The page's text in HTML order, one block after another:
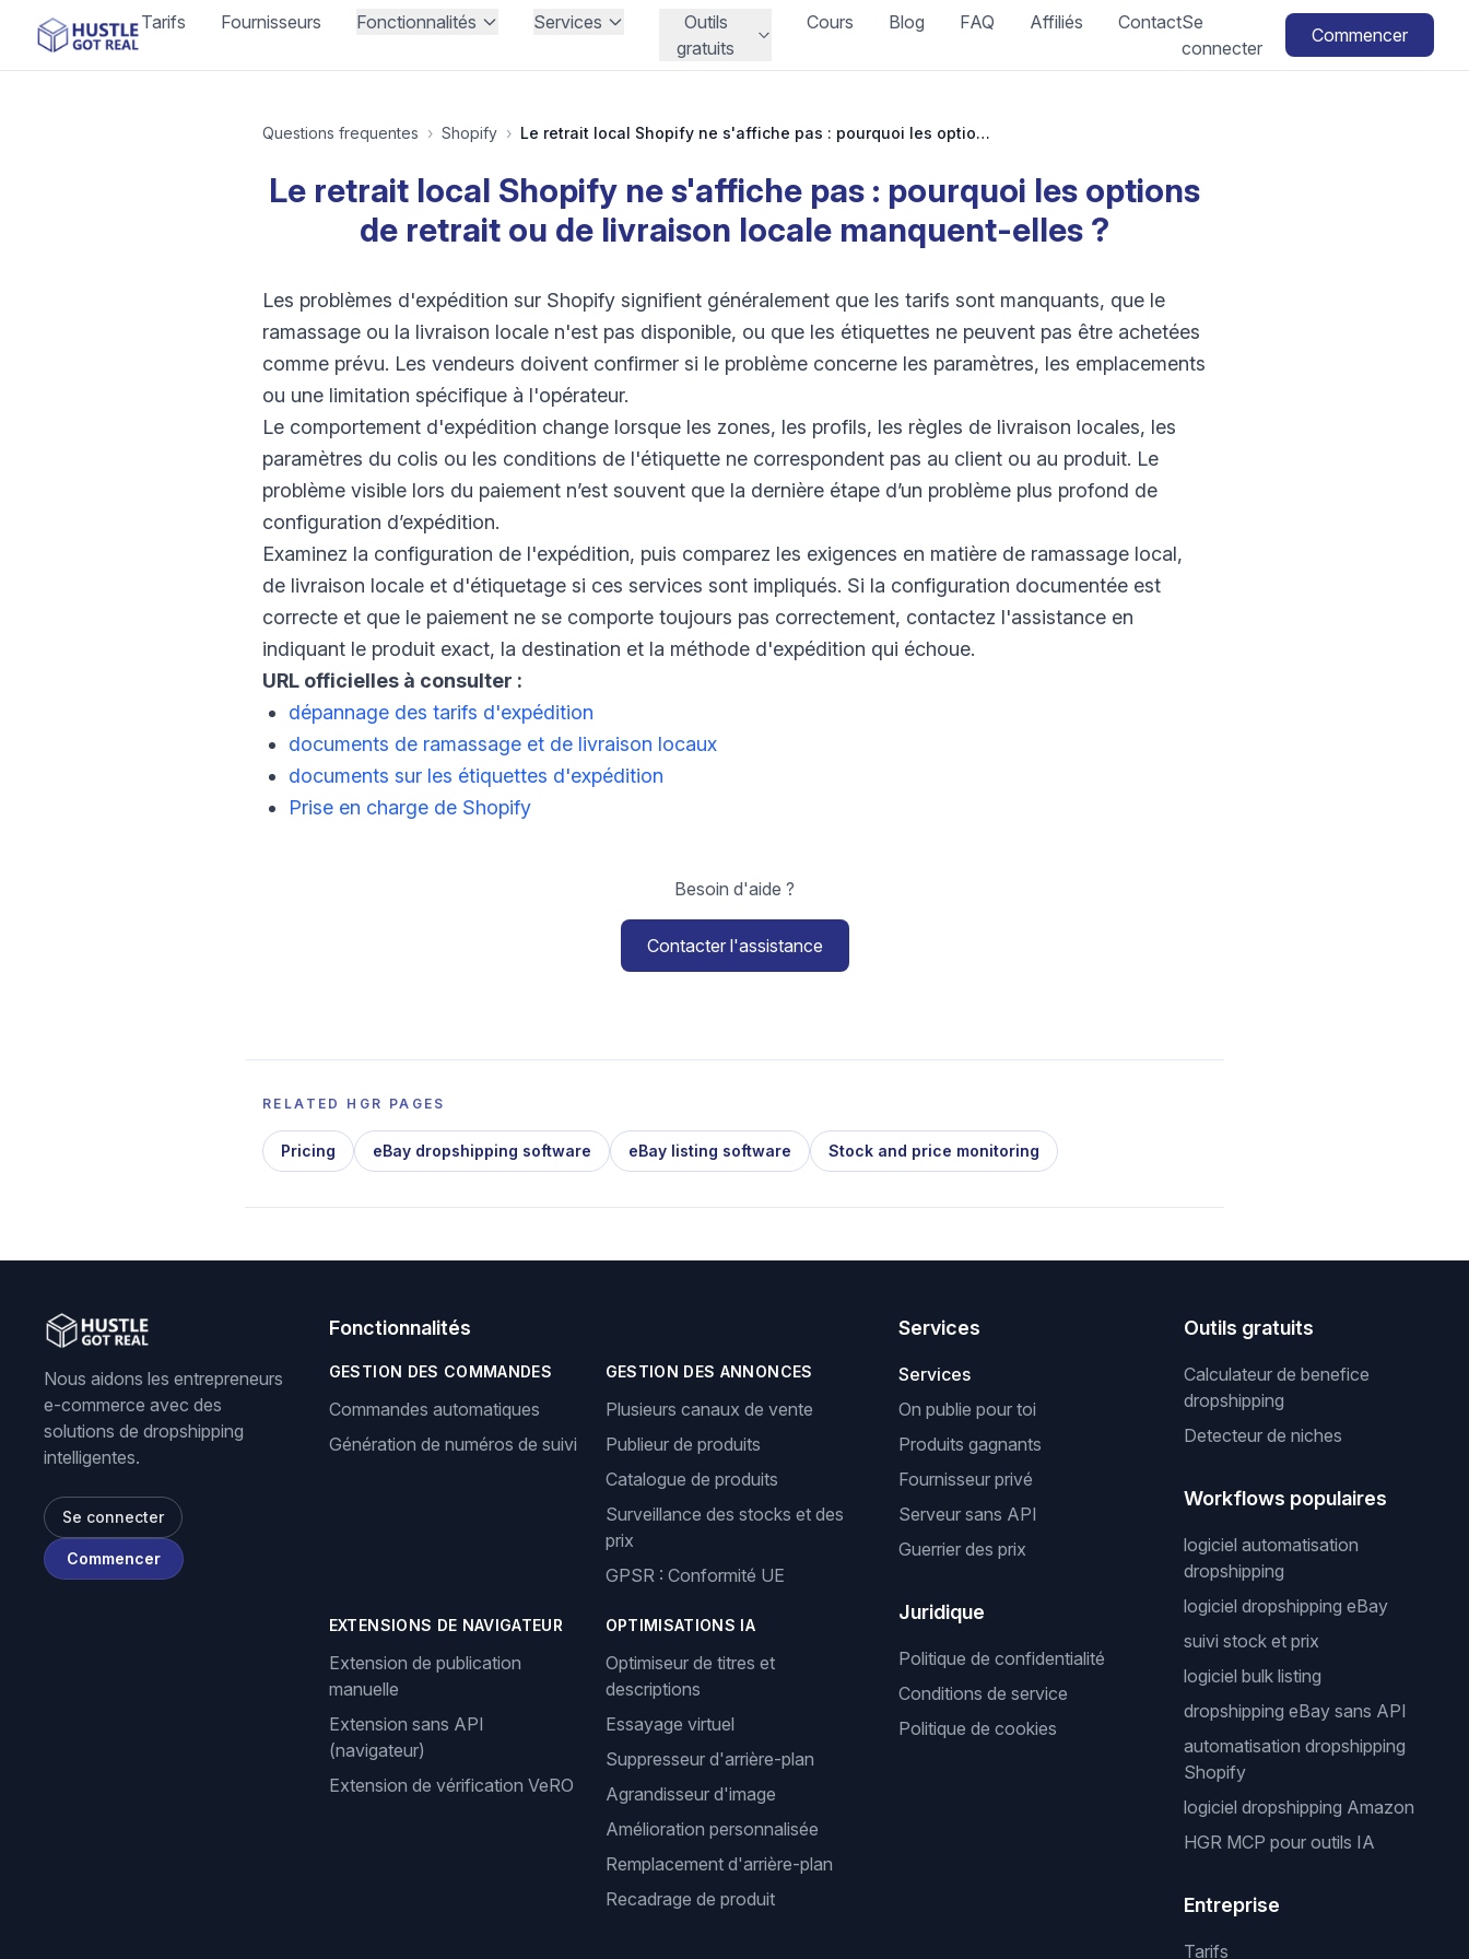
Tarifs Fournisseurs Fonctionnalités Services
Outils
gratuits
Cours Blog FAQ Affiliés ContactSe
connecter
Commencer
Questions frequentes › Shopify › Le retrait local Shopify ne s'affiche pas : pourquoi les options de retrait ou de livraison locale manquent-elles ?
Le retrait local Shopify ne s'affiche pas : pourquoi les options
de retrait ou de livraison locale manquent-elles ?
Les problèmes d'expédition sur Shopify signifient généralement que les tarifs sont manquants, que le
ramassage ou la livraison locale n'est pas disponible, ou que les étiquettes ne peuvent pas être achetées
comme prévu. Les vendeurs doivent confirmer si le problème concerne les paramètres, les emplacements
ou une limitation spécifique à l'opérateur.
Le comportement d'expédition change lorsque les zones, les profils, les règles de livraison locales, les
paramètres du colis ou les conditions de l'étiquette ne correspondent pas au client ou au produit. Le
problème visible lors du paiement n’est souvent que la dernière étape d’un problème plus profond de
configuration d’expédition.
Examinez la configuration de l'expédition, puis comparez les exigences en matière de ramassage local,
de livraison locale et d'étiquetage si ces services sont impliqués. Si la configuration documentée est
correcte et que le paiement ne se comporte toujours pas correctement, contactez l'assistance en
indiquant le produit exact, la destination et la méthode d'expédition qui échoue.
URL officielles à consulter :
dépannage des tarifs d'expédition
documents de ramassage et de livraison locaux
documents sur les étiquettes d'expédition
Prise en charge de Shopify
Besoin d'aide ?
Contacter l'assistance
RELATED HGR PAGES
Pricing eBay dropshipping software eBay listing software Stock and price monitoring
Nous aidons les entrepreneurs
e-commerce avec des
solutions de dropshipping
intelligentes.
Se connecter
Commencer
Fonctionnalités
GESTION DES COMMANDES
Commandes automatiques
Génération de numéros de suivi
GESTION DES ANNONCES
Plusieurs canaux de vente
Publieur de produits
Catalogue de produits
Surveillance des stocks et des
prix
GPSR : Conformité UE
EXTENSIONS DE NAVIGATEUR
Extension de publication
manuelle
Extension sans API
(navigateur)
Extension de vérification VeRO
OPTIMISATIONS IA
Optimiseur de titres et
descriptions
Essayage virtuel
Suppresseur d'arrière-plan
Agrandisseur d'image
Amélioration personnalisée
Remplacement d'arrière-plan
Recadrage de produit
Services
Services
On publie pour toi
Produits gagnants
Fournisseur privé
Serveur sans API
Guerrier des prix
Juridique
Politique de confidentialité
Conditions de service
Politique de cookies
Outils gratuits
Calculateur de benefice
dropshipping
Detecteur de niches
Workflows populaires
logiciel automatisation
dropshipping
logiciel dropshipping eBay
suivi stock et prix
logiciel bulk listing
dropshipping eBay sans API
automatisation dropshipping
Shopify
logiciel dropshipping Amazon
HGR MCP pour outils IA
Entreprise
Tarifs